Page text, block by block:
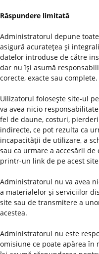
Răspundere limitată
Administratorul depune
asigură acurateţea şi
datelor introduse de către
dar nu îşi asumă
corecte, exacte sau complete.
Uilizatorul foloseşte site-ul
va avea nicio
fel de daune, costuri,
indirecte, ce pot rezulta ca
incapacităţii de utilizare, a
sau ca urmare a accesării
printr-un link de pe acest
Administratorul nu va avea
a materialelor şi serviciilor
site sau de transmitere a
acestea.
Administratorul nu este
omisiune ce poate apărea